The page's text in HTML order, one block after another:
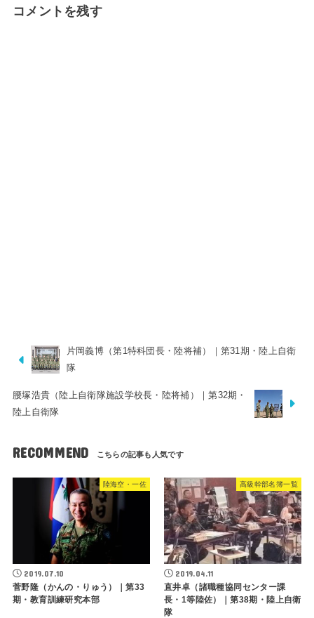
コメントを残す
片岡義博（第1特科団長・陸将補）｜第31期・陸上自衛
隊
腰塚浩貴（陸上自衛隊施設学校長・陸将補）｜第32期・
陸上自衛隊
RECOMMEND
陸海空・一佐
2019.07.10
菅野隆（かんの・りゅう）｜第33
期・教育訓練研究本部
高級幹部名簿一覧
2019.04.11
直井卓（諸職種協同センター課
長・1等陸佐）｜第38期・陸上自衛
隊